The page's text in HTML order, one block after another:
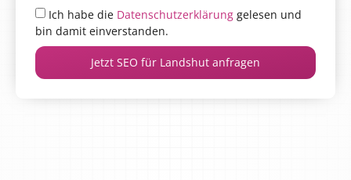
Ich habe die Datenschutzerklärung gelesen und
bin damit einverstanden.
Jetzt SEO für Landshut anfragen